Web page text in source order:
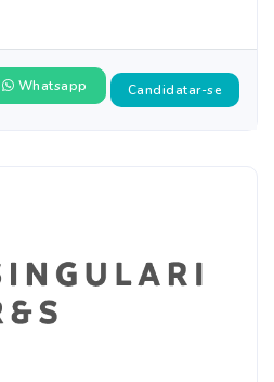
Whatsapp Candidatar-se